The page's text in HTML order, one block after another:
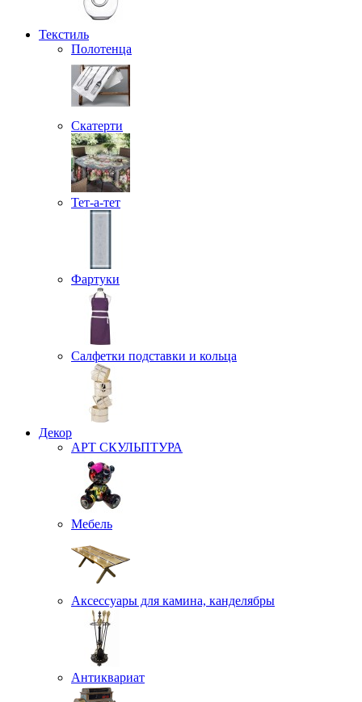
Текстиль
Полотенца
Скатерти
Тет-а-тет
Фартуки
Салфетки подставки и кольца
Декор
АРТ СКУЛЬПТУРА
Мебель
Аксессуары для камина, канделябры
Антиквариат